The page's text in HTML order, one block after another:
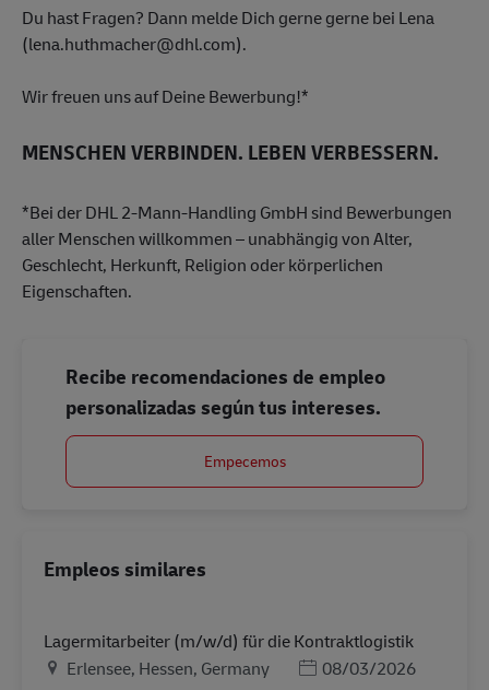
Du hast Fragen? Dann melde Dich gerne gerne bei Lena
(lena.huthmacher@dhl.com).
Wir freuen uns auf Deine Bewerbung!*
MENSCHEN VERBINDEN. LEBEN VERBESSERN.
*Bei der DHL 2-Mann-Handling GmbH sind Bewerbungen
aller Menschen willkommen – unabhängig von Alter,
Geschlecht, Herkunft, Religion oder körperlichen
Eigenschaften.
Recibe recomendaciones de empleo
personalizadas según tus intereses.
Empecemos
Empleos similares
Lagermitarbeiter (m/w/d) für die Kontraktlogistik
Ubicación
Erlensee, Hessen, Germany Posted Date
08/03/2026